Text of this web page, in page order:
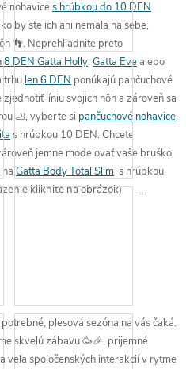
nohavices hrúbkou do 10 DEN
by ste ich ani nemala na sebe,
👣. Neprehliadnite preto
8 DEN Gatta Holly,Gatta Evealebo
trhu len 6 DEN ponúkajú pančuchové
zjednotiť líniu svojich nôh a zároveň sa
🦶, vyberte si pančuchové nohavice
s hrúbkou 10 DEN. Chcete
jemne modelovať vaše bruško,
Gatta Body Total Slim s hrúbkou
kliknite na obrázok)
plesová sezóna na vás čaká.
skvelú zábavu 🥳🎉, prijemné
veľa spoločenských interakciív rytme